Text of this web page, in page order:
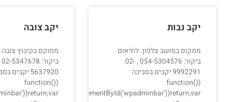
יקב נבות
ממקום במושב צלפון. לתיאום
ביקור: 054-5304576 , 02-
9992291 יקבים בסביבה
(function()
יקב צובה
ממוקם בקיבוץ
5637920 יקבים
(function()